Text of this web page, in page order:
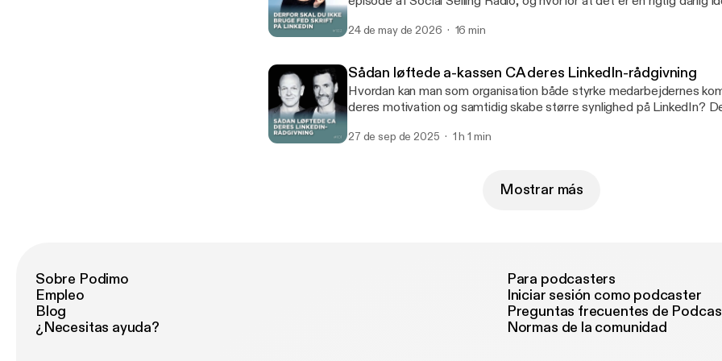
24 de may de 2026 16 min
Sådan løftede a-kassen CA deres LinkedIn-rådgivning
Hvordan kan man som organisation både styrke medarbejdernes
deres motivation og samtidig skabe større synlighed på LinkedIn?
hvor karriererådgiverne fik mulighed for, på frivillig basis, at blive
employee advocacy-forløbet.
27 de sep de 2025 1 h 1 min
Mostrar más
Sobre Podimo
Empleo
Blog
¿Necesitas ayuda?
Para podcasters
Iniciar sesión como podcaster
Preguntas frecuentes de
Normas de la comunidad